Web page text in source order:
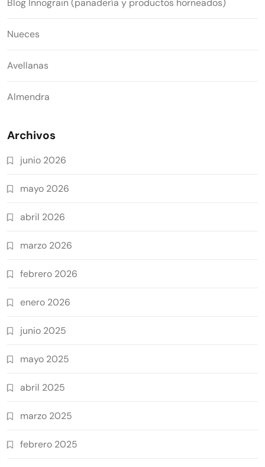
Blog Innograin (panadería y productos horneados)
Nueces
Avellanas
Almendra
Archivos
junio 2026
mayo 2026
abril 2026
marzo 2026
febrero 2026
enero 2026
junio 2025
mayo 2025
abril 2025
marzo 2025
febrero 2025